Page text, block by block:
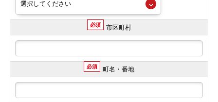
必須 市区町村
必須 町名・番地